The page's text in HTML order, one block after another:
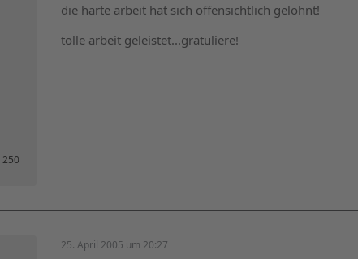
250
die harte arbeit hat sich offensichtlich gelohnt!
tolle arbeit geleistet...gratuliere!
25. April 2005 um 20:27